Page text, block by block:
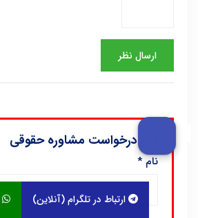
فرم درخواست مشاوره حقوقی
نام*
ارتباط در تلگرام (آنلاین)